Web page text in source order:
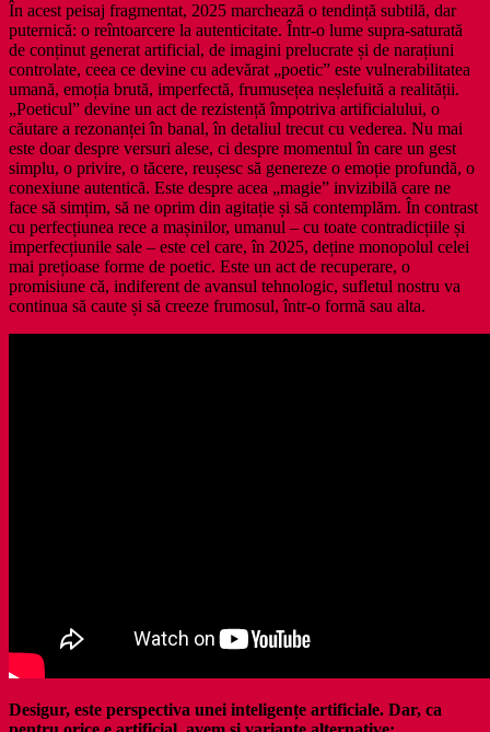
În acest peisaj fragmentat, 2025 marchează o tendință subtilă, dar
puternică: o reîntoarcere la autenticitate. Într-o lume supra-saturată
de conținut generat artificial, de imagini prelucrate și de narațiuni
controlate, ceea ce devine cu adevărat „poetic” este vulnerabilitatea
umană, emoția brută, imperfectă, frumusețea neșlefuită a realității.
„Poeticul” devine un act de rezistență împotriva artificialului, o
căutare a rezonanței în banal, în detaliul trecut cu vederea. Nu mai
este doar despre versuri alese, ci despre momentul în care un gest
simplu, o privire, o tăcere, reușesc să genereze o emoție profundă, o
conexiune autentică. Este despre acea „magie” invizibilă care ne
face să simțim, să ne oprim din agitație și să contemplăm. În contrast
cu perfecțiunea rece a mașinilor, umanul – cu toate contradicțiile și
imperfecțiunile sale – este cel care, în 2025, deține monopolul celei
mai prețioase forme de poetic. Este un act de recuperare, o
promisiune că, indiferent de avansul tehnologic, sufletul nostru va
continua să caute și să creeze frumosul, într-o formă sau alta.
Desigur, este perspectiva unei inteligențe artificiale. Dar, ca